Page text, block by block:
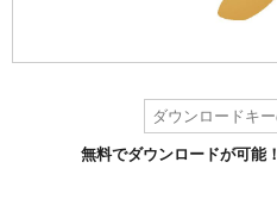
無料でダウンロードが可能！